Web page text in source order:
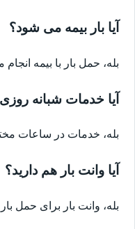
آیا بار بیمه می شود؟
بله، حمل بار با بیمه
آیا خدمات شبانه
بله، خدمات در ساعات
آیا وانت بار هم دارید؟
بله، وانت بار برای حمل